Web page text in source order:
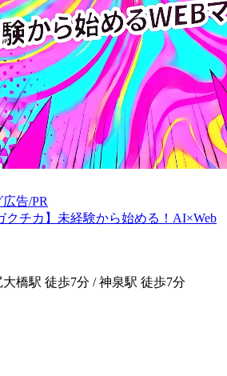
広告/PR
クチカ】未経験から始める！AI×Web
橋駅 徒歩7分 / 神泉駅 徒歩7分